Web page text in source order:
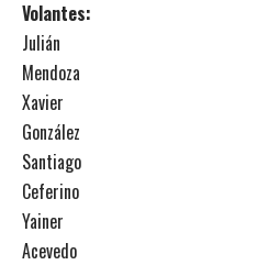
Volantes:
Julián
Mendoza
Xavier
González
Santiago
Ceferino
Yainer
Acevedo